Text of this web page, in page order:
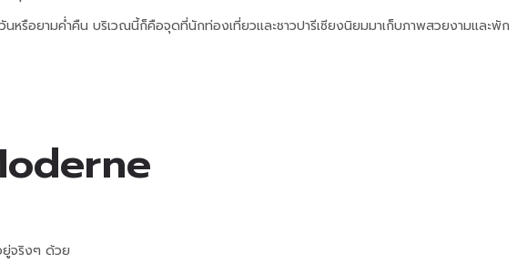
รือยามค่ำคืน บริเวณนี้ก็คือจุดที่นักท่องเที่ยวและชาวปารีเซียงนิยมมาเก็บภาพสวยงามและพัก
ยู่จริงๆ ด้วย